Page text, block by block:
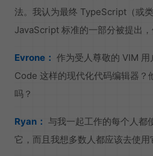
法。我认为最终 TypeScript（或
JavaScript 标准的一部分被提出，
Evrone： 作为受人尊敬的 VIM
Code 这样的现代化代码编辑器？
吗？
Ryan： 与我一起工作的每个人都
它，而且我想多数人都应该去使用